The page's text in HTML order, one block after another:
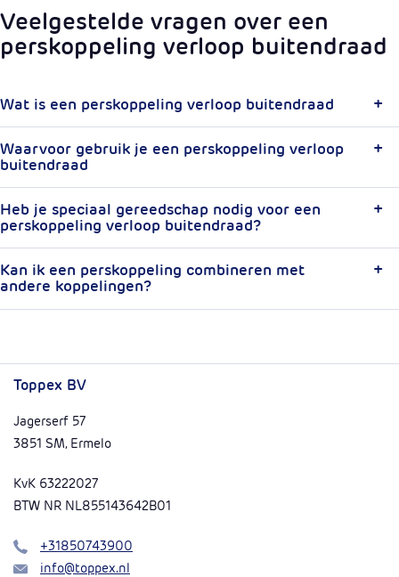
Veelgestelde vragen over een
perskoppeling verloop buitendraad
Wat is een perskoppeling verloop buitendraad
Waarvoor gebruik je een perskoppeling verloop
buitendraad
Heb je speciaal gereedschap nodig voor een
perskoppeling verloop buitendraad?
Kan ik een perskoppeling combineren met
andere koppelingen?
Toppex BV
Jagerserf 57
3851 SM, Ermelo
KvK 63222027
BTW NR NL855143642B01
Bel
+31850743900
Mail
info@toppex.nl